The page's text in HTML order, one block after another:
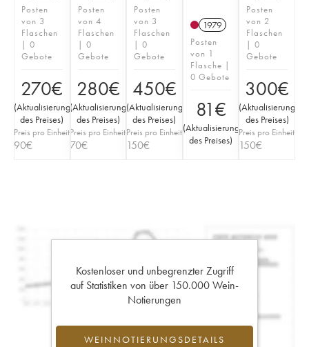
Posten
von 3
Flaschen
| 0
Gebote
270€
(Aktualisierung
des Preises)
Preis pro Einheit
90€
Posten
von 4
Flaschen
| 0
Gebote
280€
(Aktualisierung
des Preises)
Preis pro Einheit
70€
Posten
von 3
Flaschen
| 0
Gebote
450€
(Aktualisierung
des Preises)
Preis pro Einheit
150€
1979
Posten
von 1
Flasche |
0 Gebote
81€
(Aktualisierung
des Preises)
Posten
von 2
Flaschen
| 0
Gebote
300€
(Aktualisierung
des Preises)
Preis pro Einheit
150€
Kostenloser und unbegrenzter Zugriff
auf Statistiken von über 150.000 Wein-
Notierungen
WEINNOTIERUNGSDETAILS